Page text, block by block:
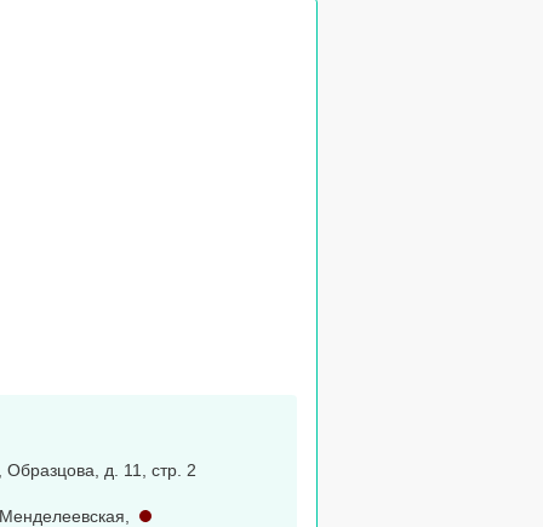
Образцова, д. 11, стр. 2